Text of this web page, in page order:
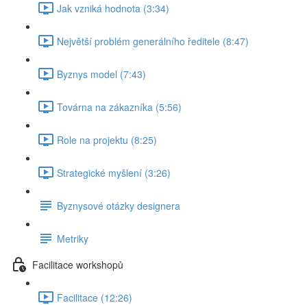
Jak vzniká hodnota (3:34)
Největší problém generálního ředitele (8:47)
Byznys model (7:43)
Továrna na zákazníka (5:56)
Role na projektu (8:25)
Strategické myšlení (3:26)
Byznysové otázky designera
Metriky
Facilitace workshopů
Facilitace (12:26)